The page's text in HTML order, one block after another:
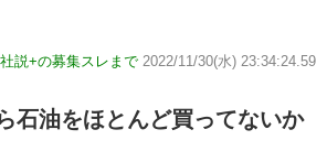
説+の募集スレまで 2022/11/30(水) 23:34:24.59
石油をほとんど買ってないか